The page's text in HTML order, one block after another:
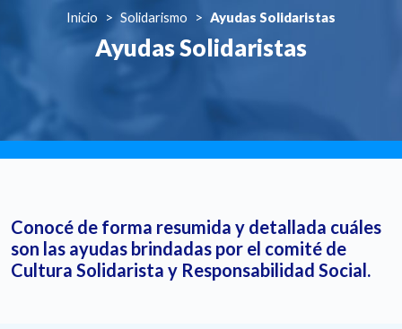
Inicio Solidarismo Ayudas Solidaristas
Ayudas Solidaristas
Conocé de forma resumida y detallada cuáles
son las ayudas brindadas por el comité de
Cultura Solidarista y Responsabilidad Social.